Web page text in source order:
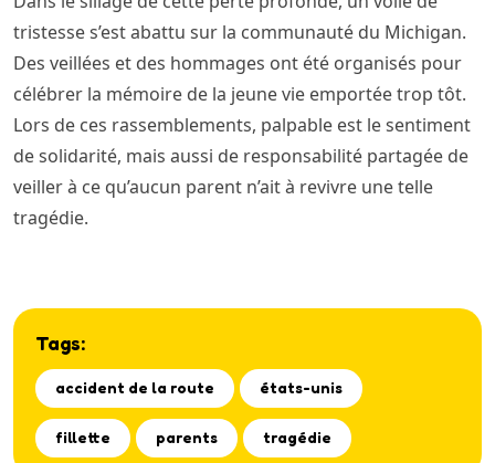
tristesse s’est abattu sur la communauté du Michigan.
Des veillées et des hommages ont été organisés pour
célébrer la mémoire de la jeune vie emportée trop tôt.
Lors de ces rassemblements, palpable est le sentiment
de solidarité, mais aussi de responsabilité partagée de
veiller à ce qu’aucun parent n’ait à revivre une telle
tragédie.
Tags:
accident de la route états-unis
fillette parents tragédie